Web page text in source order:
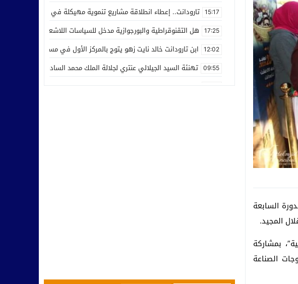
السابعة
المجيد.
بمشاركة
الصناعة
15:17 تارودانت.. إعطاء انطلاقة مشاريع تنموية مهيكلة في إطار الاحتفال بالذكرى الـ27 لعيد
17:25 هل التقنوقراطية والبورجوازية مدخل للسياسات اللاشعبية
12:02 ابن تارودانت خالد نايت زهو يتوج بالمركز الأول في مسابقة “Creative Cup” بالولايات المتحدة
09:55 تهنئة السيد الجيلالي عنتري لجلالة الملك محمد السادس بمناسبة عيد